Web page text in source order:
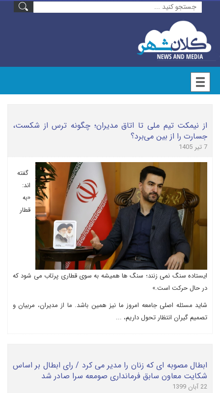
از نیمکت تیم ملی تا اتاق مدیران؛ چگونه ترس از شکست،
جسارت را از بین می‌برد؟
7 تیر 1405
گفته
اند:
«به
قطار
ایستاده سنگ نمی زنند؛ سنگ ها همیشه به سوی قطاری پرتاب می شود که
در حال حرکت است.»
شاید مسئله اصلی جامعه امروز ما نیز همین باشد. ما از مدیران، مربیان و
تصمیم گیران انتظار تحول داریم، ...
ابطال مصوبه ای که زنان را مدیر می کرد / رای ابطال بر اساس
شکایت معاون سابق فرمانداری صومعه سرا صادر شد
22 آبان 1399